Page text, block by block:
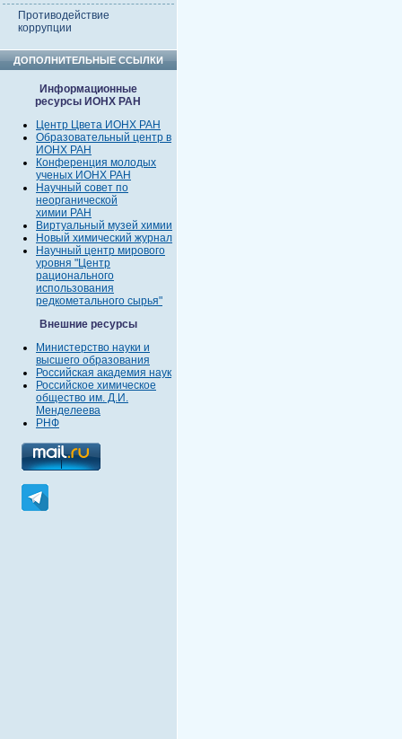
Противодействие
коррупции
ДОПОЛНИТЕЛЬНЫЕ ССЫЛКИ
Информационные
ресурсы ИОНХ РАН
Центр Цвета ИОНХ РАН
Образовательный центр в
ИОНХ РАН
Конференция молодых
ученых ИОНХ РАН
Научный совет по
неорганической
химии РАН
Виртуальный музей химии
Новый химический журнал
Научный центр мирового
уровня "Центр
рационального
использования
редкометального сырья"
Внешние ресурсы
Министерство науки и
высшего образования
Российская академия наук
Российское химическое
общество им. Д.И.
Менделеева
РНФ